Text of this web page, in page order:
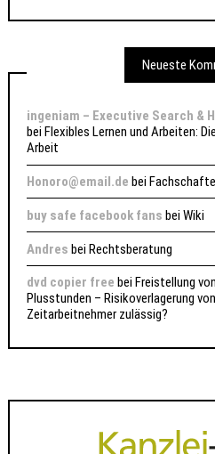
Neueste
ingeniam – Executive Search &
bei Flexibles Lernen und Arbeiten:
Arbeit
Honoro@email.de bei
buy safe facebook fans beiWiki
Andres beiRechtsberatung
dvd copier free bei Freistellung
Plusstunden – Risikoverlagerung
Zeitarbeitnehmer zulässig?